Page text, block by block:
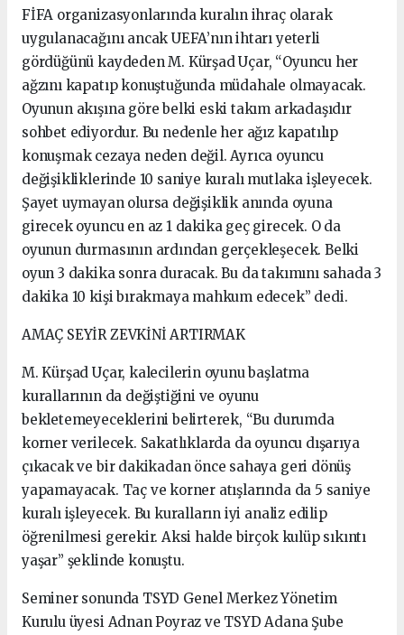
FİFA organizasyonlarında kuralın ihraç olarak
uygulanacağını ancak UEFA’nın ihtarı yeterli
gördüğünü kaydeden M. Kürşad Uçar, “Oyuncu her
ağzını kapatıp konuştuğunda müdahale olmayacak.
Oyunun akışına göre belki eski takım arkadaşıdır
sohbet ediyordur. Bu nedenle her ağız kapatılıp
konuşmak cezaya neden değil. Ayrıca oyuncu
değişikliklerinde 10 saniye kuralı mutlaka işleyecek.
Şayet uymayan olursa değişiklik anında oyuna
girecek oyuncu en az 1 dakika geç girecek. O da
oyunun durmasının ardından gerçekleşecek. Belki
oyun 3 dakika sonra duracak. Bu da takımını sahada 3
dakika 10 kişi bırakmaya mahkum edecek” dedi.
AMAÇ SEYİR ZEVKİNİ ARTIRMAK
M. Kürşad Uçar, kalecilerin oyunu başlatma
kurallarının da değiştiğini ve oyunu
bekletemeyeceklerini belirterek, “Bu durumda
korner verilecek. Sakatlıklarda da oyuncu dışarıya
çıkacak ve bir dakikadan önce sahaya geri dönüş
yapamayacak. Taç ve korner atışlarında da 5 saniye
kuralı işleyecek. Bu kuralların iyi analiz edilip
öğrenilmesi gerekir. Aksi halde birçok kulüp sıkıntı
yaşar” şeklinde konuştu.
Seminer sonunda TSYD Genel Merkez Yönetim
Kurulu üyesi Adnan Poyraz ve TSYD Adana Şube